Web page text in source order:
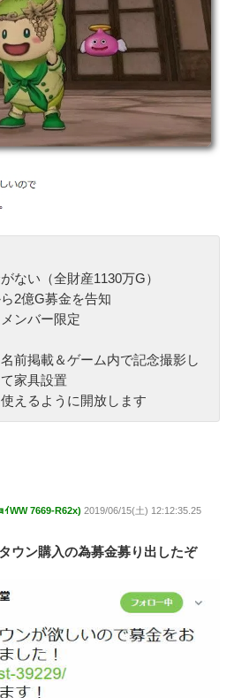
ない（全財産1130万G）
2億G募金を告知
ンバー限定
前掲載＆ゲーム内で記念撮影し
家具設置
えるように開放します
ｲWW 7669-R62x) 2019/06/15(土) 12:12:35.25
ウン購入の為募金募り出したぞ